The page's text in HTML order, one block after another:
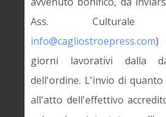
Ass. Culturale
info@cagliostroepress.com)
giorni lavorativi dalla
dell'ordine. L'invio di
all'atto dell'effettivo